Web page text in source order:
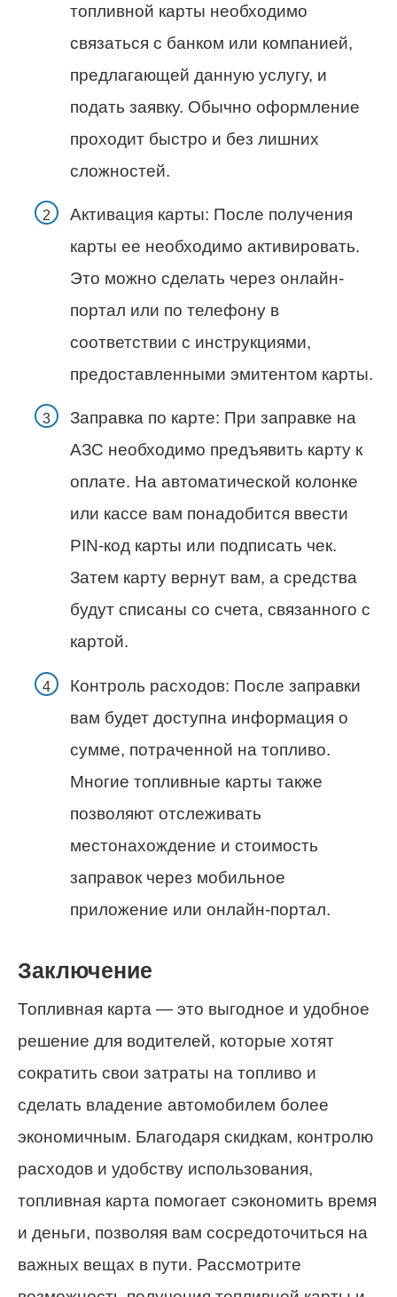
топливной карты необходимо
связаться с банком или компанией,
предлагающей данную услугу, и
подать заявку. Обычно оформление
проходит быстро и без лишних
сложностей.
Активация карты: После получения
карты ее необходимо активировать.
Это можно сделать через онлайн-
портал или по телефону в
соответствии с инструкциями,
предоставленными эмитентом карты.
Заправка по карте: При заправке на
АЗС необходимо предъявить карту к
оплате. На автоматической колонке
или кассе вам понадобится ввести
PIN-код карты или подписать чек.
Затем карту вернут вам, а средства
будут списаны со счета, связанного с
картой.
Контроль расходов: После заправки
вам будет доступна информация о
сумме, потраченной на топливо.
Многие топливные карты также
позволяют отслеживать
местонахождение и стоимость
заправок через мобильное
приложение или онлайн-портал.
Заключение
Топливная карта — это выгодное и удобное
решение для водителей, которые хотят
сократить свои затраты на топливо и
сделать владение автомобилем более
экономичным. Благодаря скидкам, контролю
расходов и удобству использования,
топливная карта помогает сэкономить время
и деньги, позволяя вам сосредоточиться на
важных вещах в пути. Рассмотрите